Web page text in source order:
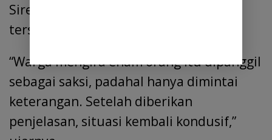
Siregar, menjelaskan bahwa insiden
tersebut dipicu oleh kesalahpahaman.
“Warga mengira enam orang itu dipanggil
sebagai saksi, padahal hanya dimintai
keterangan. Setelah diberikan
penjelasan, situasi kembali kondusif,”